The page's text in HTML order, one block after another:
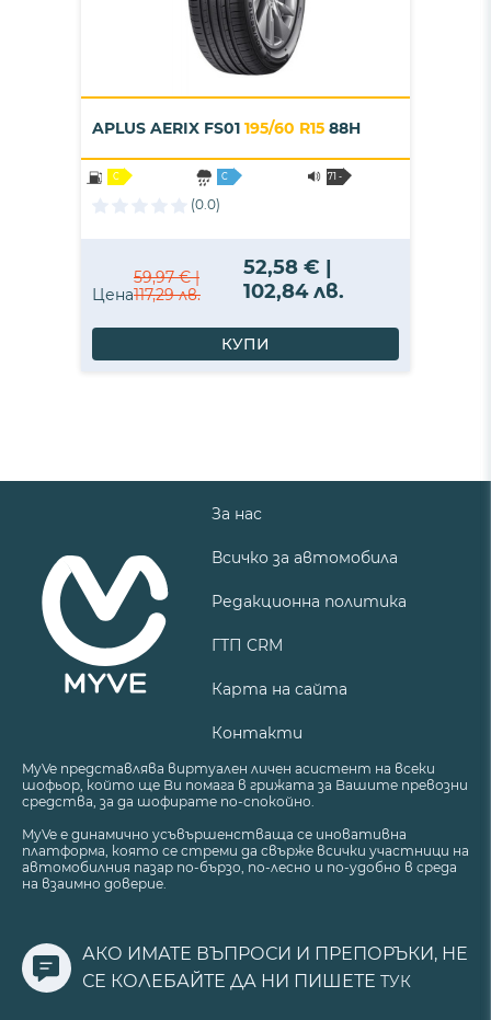
APLUS AERIX FS01 195/60 R15 88H
C C
71 -
(0.0)
Цена
59,97 € |
117,29 лв.
52,58 € |
102,84 лв.
КУПИ
За нас
Всичко за автомобила
Редакционна политика
ГТП CRM
Карта на сайта
Контакти
MyVe представлява виртуален личен асистент на всеки
шофьор, който ще Ви помага в грижата за Вашите превозни
средства, за да шофирате по-спокойно.
MyVe е динамично усъвършенстваща се иновативна
платформа, която се стреми да свърже всички участници на
автомобилния пазар по-бързо, по-лесно и по-удобно в среда
на взаимно доверие.
АКО ИМАТЕ ВЪПРОСИ И ПРЕПОРЪКИ, НЕ
СЕ КОЛЕБАЙТЕ ДА НИ ПИШЕТЕ ТУК